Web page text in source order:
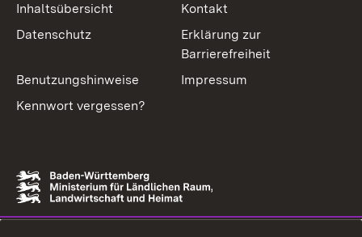
Inhaltsübersicht
Kontakt
Datenschutz
Erklärung zur
Barrierefreiheit
Benutzungshinweise
Impressum
Kennwort vergessen?